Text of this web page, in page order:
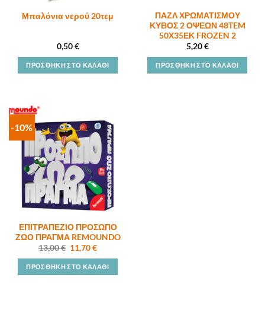
Μπαλόνια νερού 20τεμ
0,50€
ΠΡΟΣΘΉΚΗ ΣΤΟ ΚΑΛΆΘΙ
ΠΑΖΛ ΧΡΩΜΑΤΙΣΜΟΥ
ΚΥΒΟΣ 2 ΟΨΕΩΝ 48TEM
50Χ35ΕΚ FROZEN 2
5,20€
ΠΡΟΣΘΉΚΗ ΣΤΟ ΚΑΛΆΘΙ
-10%
ΕΠΙΤΡΑΠΕΖΙΟ ΠΡΟΣΩΠΟ
ΖΩΟ ΠΡΑΓΜΑ REMOUNDO
13,00€ Original
price
was:
13,00 €.
11,70€Η
τιμή
είναι:
11,70 €.
ΠΡΟΣΘΉΚΗ ΣΤΟ ΚΑΛΆΘΙ